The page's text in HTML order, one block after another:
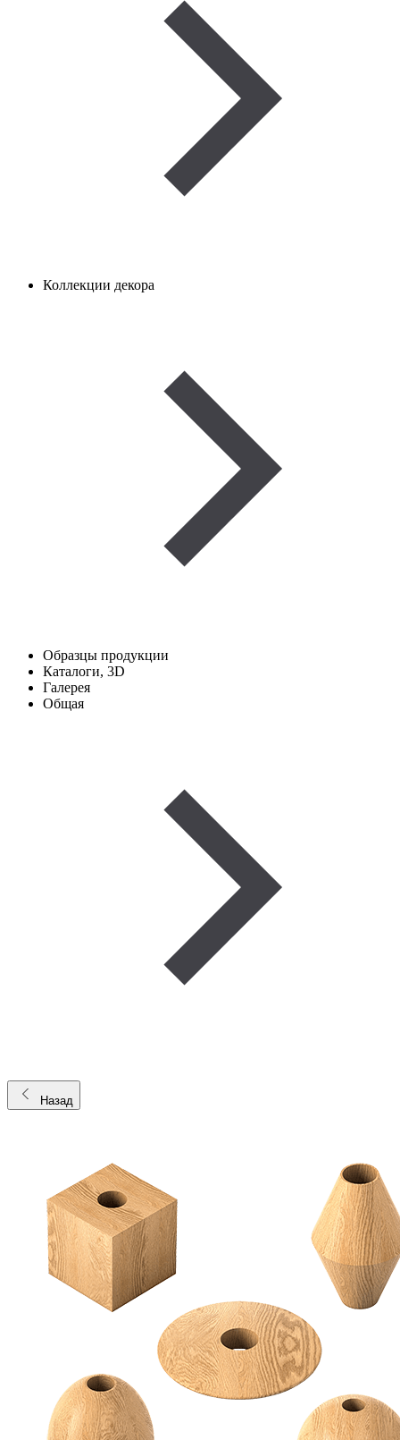
Коллекции декора
Образцы продукции
Каталоги, 3D
Галерея
Общая
Назад